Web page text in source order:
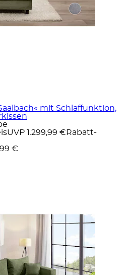
mit Schlaffunktion,
UVP 1.299,99 € Rabatt-
€